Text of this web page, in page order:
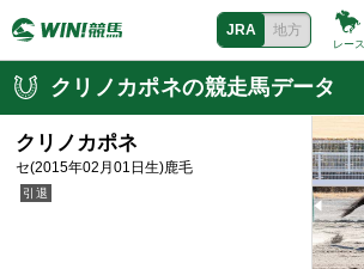
JRA 地方
レース
クリノカポネの競走馬データ
クリノカポネ
セ(2015年02月01日生)鹿毛